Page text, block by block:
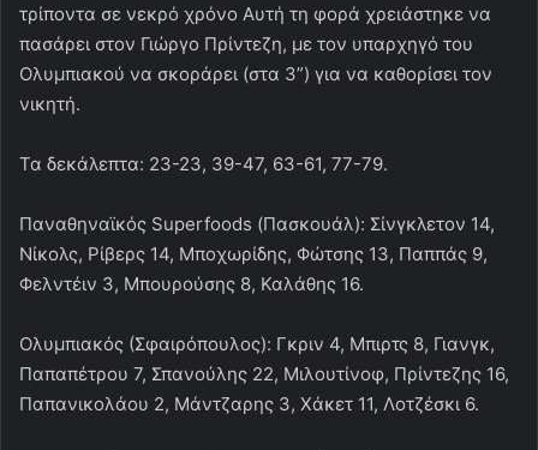
τρίποντα σε νεκρό χρόνο Αυτή τη φορά χρειάστηκε να
πασάρει στον Γιώργο Πρίντεζη, με τον υπαρχηγό του
Ολυμπιακού να σκοράρει (στα 3”) για να καθορίσει τον
νικητή.
Τα δεκάλεπτα: 23-23, 39-47, 63-61, 77-79.
Παναθηναϊκός Superfoods (Πασκουάλ): Σίνγκλετον 14,
Νίκολς, Ρίβερς 14, Μποχωρίδης, Φώτσης 13, Παππάς 9,
Φελντέιν 3, Μπουρούσης 8, Καλάθης 16.
Ολυμπιακός (Σφαιρόπουλος): Γκριν 4, Μπιρτς 8, Γιανγκ,
Παπαπέτρου 7, Σπανούλης 22, Μιλουτίνοφ, Πρίντεζης 16,
Παπανικολάου 2, Μάντζαρης 3, Χάκετ 11, Λοτζέσκι 6.